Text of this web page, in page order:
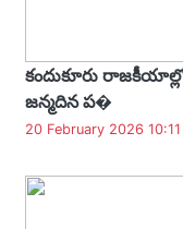
కందుకూరు
జన్మదిన ప�
20 February 2026